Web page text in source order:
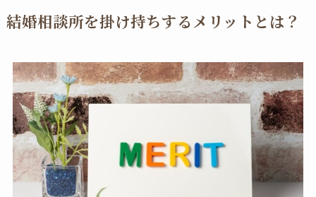
結婚相談所を掛け持ちするメリットとは？